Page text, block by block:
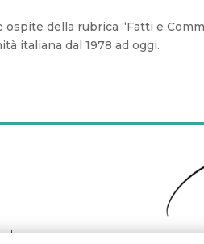
ospite della rubrica “Fatti e
italiana dal 1978 ad oggi.